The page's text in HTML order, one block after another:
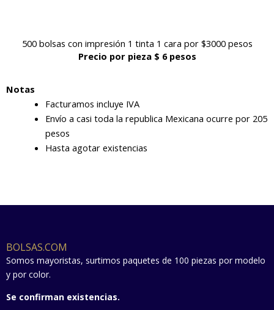
500 bolsas con impresión 1 tinta 1 cara por $3000 pesos
Precio por pieza $ 6 pesos
Notas
Facturamos incluye IVA
Envío a casi toda la republica Mexicana ocurre por 205
pesos
Hasta agotar existencias
BOLSAS.COM
Somos mayoristas, surtimos paquetes de 100 piezas por modelo
y por color.
Se confirman existencias.